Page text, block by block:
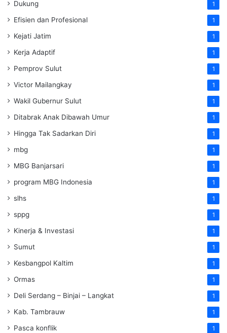
Dukung 1
Efisien dan Profesional 1
Kejati Jatim 1
Kerja Adaptif 1
Pemprov Sulut 1
Victor Mailangkay 1
Wakil Gubernur Sulut 1
Ditabrak Anak Dibawah Umur 1
Hingga Tak Sadarkan Diri 1
mbg 1
MBG Banjarsari 1
program MBG Indonesia 1
slhs 1
sppg 1
Kinerja & Investasi 1
Sumut 1
Kesbangpol Kaltim 1
Ormas 1
Deli Serdang – Binjai – Langkat 1
Kab. Tambrauw 1
Pasca konflik 1